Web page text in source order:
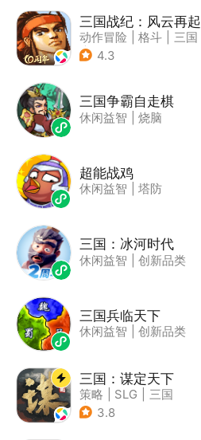
三国战纪：风云再起
动作冒险 格斗
三国
| 横版过关
4.3
三国争霸自走棋
休闲益智 烧脑
超能战鸡
休闲益智 塔防
三国：冰河时代
休闲益智 创新品类
三国兵临天下
休闲益智 创新品类
三国：谋定天下
策略 SLG
三国
| 中国风
3.8